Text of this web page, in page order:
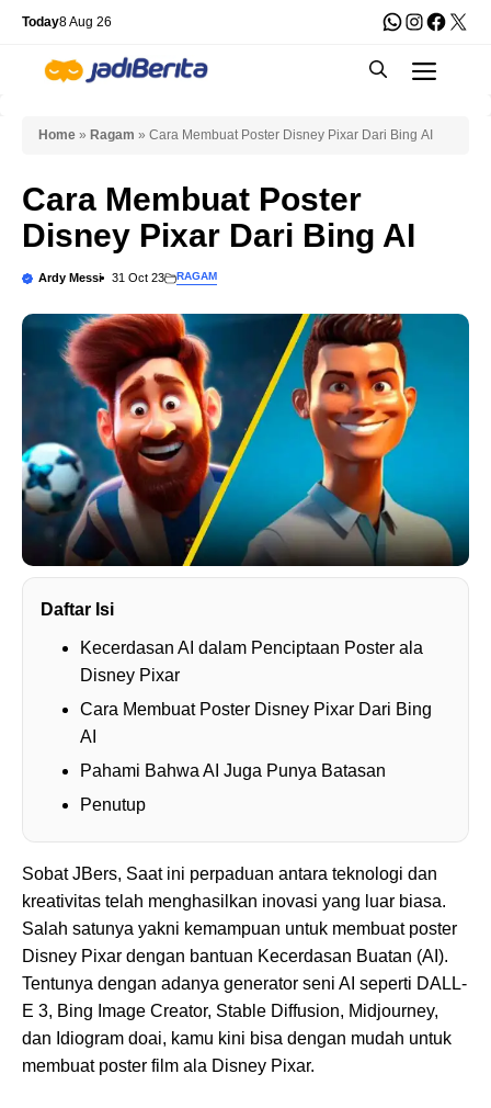
Skip
content
Today8 Aug 26 WhatsApp
X
Home » Ragam » Cara Membuat Poster Disney Pixar Dari Bing AI
Cara Membuat Poster
Disney Pixar Dari Bing AI
Ardy Messi 31 Oct 23 RAGAM
Daftar Isi
Kecerdasan AI dalam Penciptaan Poster ala
Disney Pixar
Cara Membuat Poster Disney Pixar Dari Bing
AI
Pahami Bahwa AI Juga Punya Batasan
Penutup
Sobat JBers, Saat ini perpaduan antara teknologi dan
kreativitas telah menghasilkan inovasi yang luar biasa.
Salah satunya yakni kemampuan untuk membuat poster
Disney Pixar dengan bantuan Kecerdasan Buatan (AI).
Tentunya dengan adanya generator seni AI seperti DALL-
E 3, Bing Image Creator, Stable Diffusion, Midjourney,
dan Idiogram doai, kamu kini bisa dengan mudah untuk
membuat poster film ala Disney Pixar.